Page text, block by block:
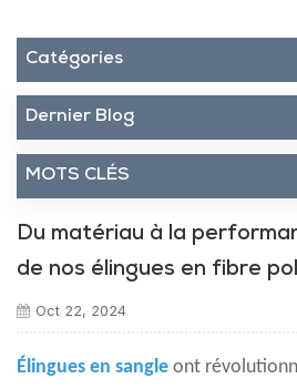
Catégories
Dernier Blog
MOTS CLÉS
Du matériau à la
de nos élingues en fibre
Oct 22, 2024
Élingues en sangle ont